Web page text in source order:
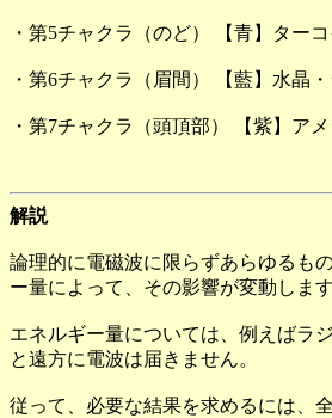
・第5チャクラ（のど） 【青】ター
・第6チャクラ（眉間） 【藍】水晶
・第7チャクラ（頭頂部） 【紫】アメ
解説
論理的に電磁波に限らずあらゆるも
ー量によって、その影響が変動します
エネルギー量については、例えばラ
と遠方に電波は届きません。
従って、必要な結果を求めるには、